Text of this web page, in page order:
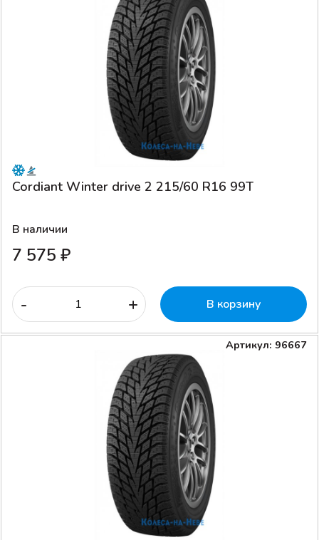
Cordiant Winter drive 2 215/60 R16 99T
В наличии
7 575 ₽
- + В корзину
Артикул: 96667